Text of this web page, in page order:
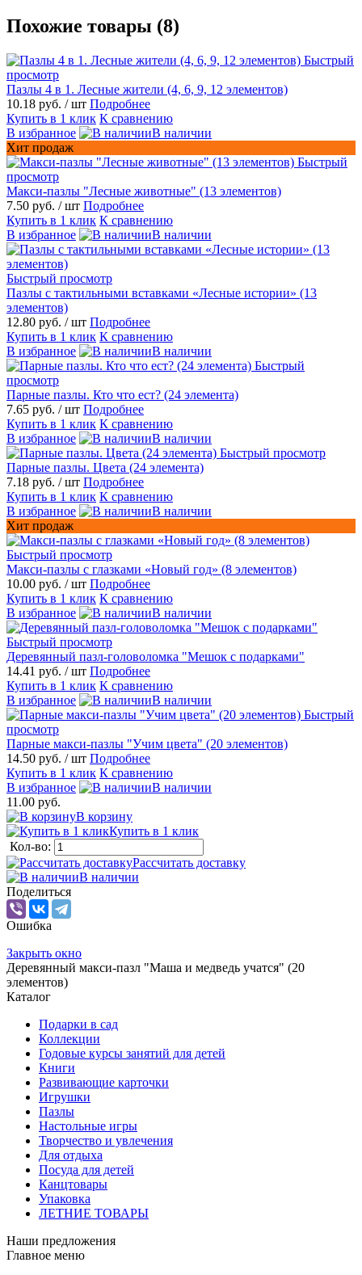
Похожие товары (8)
Быстрый
просмотр
Пазлы 4 в 1. Лесные жители (4, 6, 9, 12 элементов)
10.18 руб. / шт Подробнее
Купить в 1 клик К сравнению
В избранное
В наличии
Хит продаж
Быстрый
просмотр
Макси-пазлы "Лесные животные" (13 элементов)
7.50 руб. / шт Подробнее
Купить в 1 клик К сравнению
В избранное
В наличии
Быстрый просмотр
Пазлы с тактильными вставками «Лесные истории» (13
элементов)
12.80 руб. / шт Подробнее
Купить в 1 клик К сравнению
В избранное
В наличии
Быстрый
просмотр
Парные пазлы. Кто что ест? (24 элемента)
7.65 руб. / шт Подробнее
Купить в 1 клик К сравнению
В избранное
В наличии
Быстрый просмотр
Парные пазлы. Цвета (24 элемента)
7.18 руб. / шт Подробнее
Купить в 1 клик К сравнению
В избранное
В наличии
Хит продаж
Быстрый просмотр
Макси-пазлы с глазками «Новый год» (8 элементов)
10.00 руб. / шт Подробнее
Купить в 1 клик К сравнению
В избранное
В наличии
Быстрый просмотр
Деревянный пазл-головоломка "Мешок с подарками"
14.41 руб. / шт Подробнее
Купить в 1 клик К сравнению
В избранное
В наличии
Быстрый
просмотр
Парные макси-пазлы "Учим цвета" (20 элементов)
14.50 руб. / шт Подробнее
Купить в 1 клик К сравнению
В избранное
В наличии
11.00 руб.
В корзину
Купить в 1 клик
Кол-во:
Рассчитать доставку
В наличии
Поделиться
Ошибка
Закрыть окно
Деревянный макси-пазл "Маша и медведь учатся" (20
элементов)
Каталог
Подарки в сад
Коллекции
Годовые курсы занятий для детей
Книги
Развивающие карточки
Игрушки
Пазлы
Настольные игры
Творчество и увлечения
Для отдыха
Посуда для детей
Канцтовары
Упаковка
ЛЕТНИЕ ТОВАРЫ
Наши предложения
Главное меню